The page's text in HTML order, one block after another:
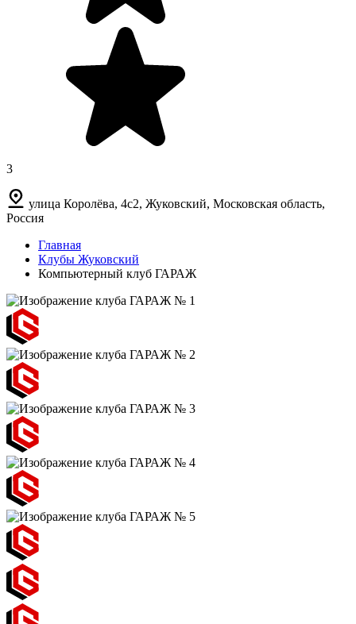
3
улица Королёва, 4с2, Жуковский, Московская область,
Россия
Главная
Клубы Жуковский
Компьютерный клуб ГАРАЖ